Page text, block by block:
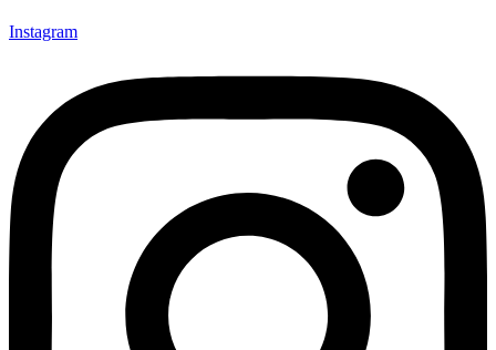
Instagram